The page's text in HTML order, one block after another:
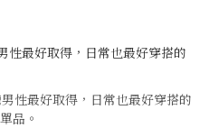
性最好取得，日常也最好穿搭的
品。